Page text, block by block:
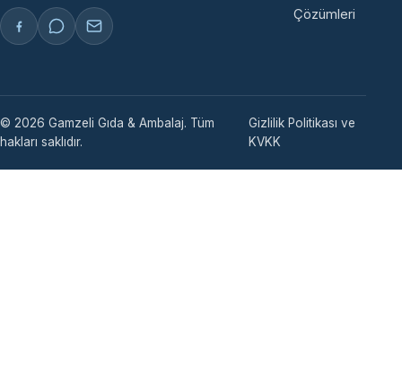
Çözümleri
© 2026 Gamzeli Gıda & Ambalaj. Tüm
hakları saklıdır.
Gizlilik Politikası ve
KVKK